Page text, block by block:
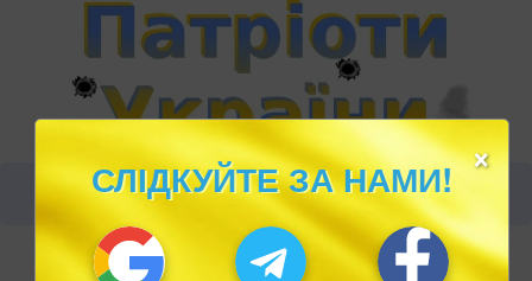
×
СЛІДКУЙТЕ ЗА НАМИ!